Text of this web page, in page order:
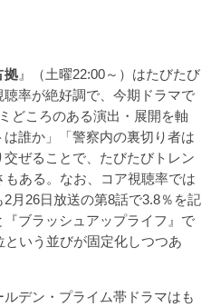
拠 』（土曜22:00～）はたびたび
率が絶好調で、今期ドラマで
どころのある演出・展開を軸
誰か」「警察内の裏切り者は
ぜることで、たびたびトレン
もある。なお、コア視聴率では
2月26日放送の第8話で3.8％を記
ブラッシュアップライフ』で
いう並びが固定化しつつあ
デン・プライム帯ドラマはも